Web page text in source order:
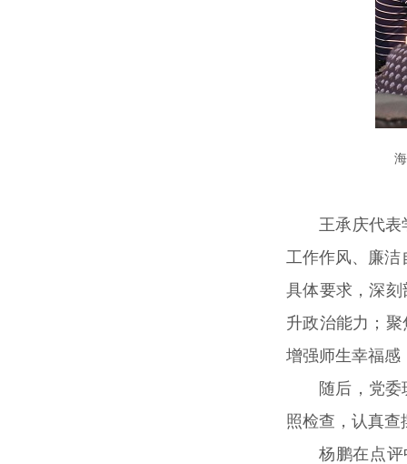
王承庆代表
工作作风、廉洁
具体要求，深
升政治能力；
增强师生幸福感
随后，党
照检查，认真查
杨鹏在点